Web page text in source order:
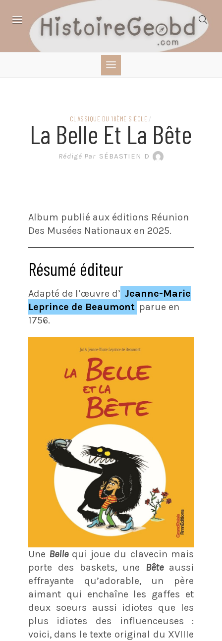
SCIENCES,
LITTÉRATURE EN
BANDE DESSINÉE
CLASSIQUE DU 18ÈME SIÈCLE /
La Belle Et La Bête
Rédigé Par SÉBASTIEN D
Album publié aux éditions Réunion
Des Musées Nationaux en 2025.
Résumé éditeur
Adapté de l’œuvre d’ Jeanne-Marie
Leprince de Beaumont parue en
1756.
Une Belle qui joue du clavecin mais
porte des baskets, une Bête aussi
effrayante qu’adorable, un père
aimant qui enchaîne les gaffes et
deux soeurs aussi idiotes que les
plus idiotes des influenceuses :
voici, dans le texte original du XVIIIe